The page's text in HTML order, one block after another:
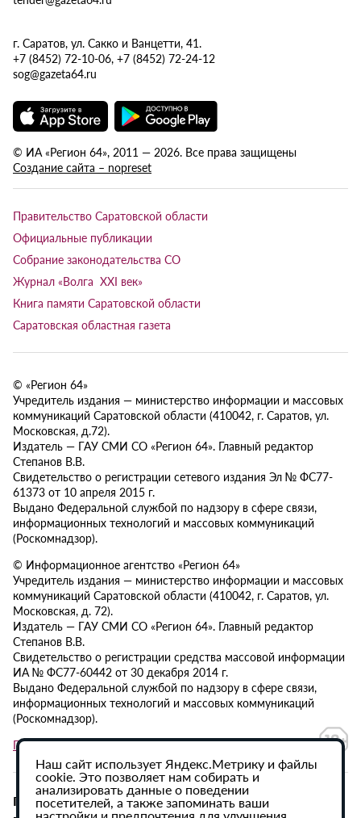
г. Саратов, ул. Сакко и Ванцетти, 41.
+7 (8452) 72-10-06, +7 (8452) 72-24-12
sog@gazeta64.ru
© ИА «Регион 64», 2011 — 2026. Все права защищены
Создание сайта – nopreset
Правительство Саратовской области
Официальные публикации
Собрание законодательства СО
Журнал «Волга XXI век»
Книга памяти Саратовской области
Саратовская областная газета
© «Регион 64»
Учредитель издания — министерство информации и массовых
коммуникаций Саратовской области (410042, г. Саратов, ул.
Московская, д.72).
Издатель — ГАУ СМИ СО «Регион 64». Главный редактор
Степанов В.В.
Свидетельство о регистрации сетевого издания Эл № ФС77-
61373 от 10 апреля 2015 г.
Выдано Федеральной службой по надзору в сфере связи,
информационных технологий и массовых коммуникаций
(Роскомнадзор).
© Информационное агентство «Регион 64»
Учредитель издания — министерство информации и массовых
коммуникаций Саратовской области (410042, г. Саратов, ул.
Московская, д. 72).
Издатель — ГАУ СМИ СО «Регион 64». Главный редактор
Степанов В.В.
Свидетельство о регистрации средства массовой информации
ИА № ФС77-60442 от 30 декабря 2014 г.
Выдано Федеральной службой по надзору в сфере связи,
информационных технологий и массовых коммуникаций
(Роскомнадзор).
Политика в отношении обработки персональных данных
При использовании материалов сайта активная
Наш сайт использует Яндекс.Метрику и файлы
cookie. Это позволяет нам собирать и
анализировать данные о поведении
посетителей, а также запоминать ваши